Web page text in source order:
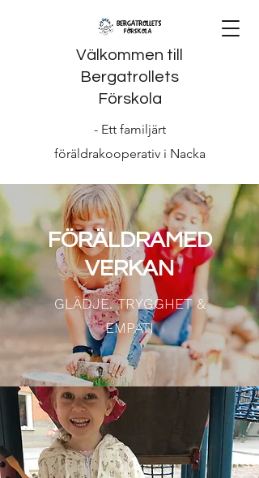
Välkommen till
Bergatrollets
Förskola
- Ett familjärt
föräldrakooperativ i Nacka
FÖRÄLDRAMED
VERKAN
GLÄDJE. TRYGGHET &
EMPATI